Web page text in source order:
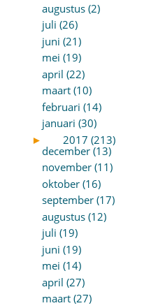
augustus (2)
juli (26)
juni (21)
mei (19)
april (22)
maart (10)
februari (14)
januari (30)
►
2017 (213)
december (13)
november (11)
oktober (16)
september (17)
augustus (12)
juli (19)
juni (19)
mei (14)
april (27)
maart (27)